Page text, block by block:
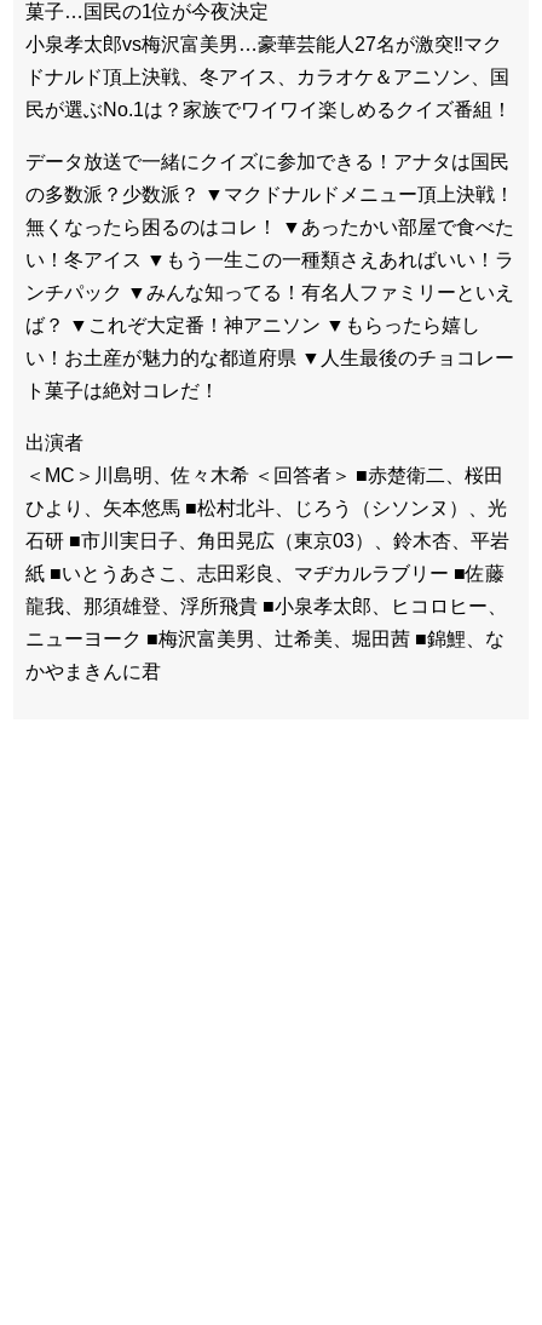
菓子…国民の1位が今夜決定
小泉孝太郎vs梅沢富美男…豪華芸能人27名が激突‼マク
ドナルド頂上決戦、冬アイス、カラオケ＆アニソン、国
民が選ぶNo.1は？家族でワイワイ楽しめるクイズ番組！
データ放送で一緒にクイズに参加できる！アナタは国民
の多数派？少数派？ ▼マクドナルドメニュー頂上決戦！
無くなったら困るのはコレ！ ▼あったかい部屋で食べた
い！冬アイス ▼もう一生この一種類さえあればいい！ラ
ンチパック ▼みんな知ってる！有名人ファミリーといえ
ば？ ▼これぞ大定番！神アニソン ▼もらったら嬉し
い！お土産が魅力的な都道府県 ▼人生最後のチョコレー
ト菓子は絶対コレだ！
出演者
＜MC＞川島明、佐々木希 ＜回答者＞ ■赤楚衛二、桜田
ひより、矢本悠馬 ■松村北斗、じろう（シソンヌ）、光
石研 ■市川実日子、角田晃広（東京03）、鈴木杏、平岩
紙 ■いとうあさこ、志田彩良、マヂカルラブリー ■佐藤
龍我、那須雄登、浮所飛貴 ■小泉孝太郎、ヒコロヒー、
ニューヨーク ■梅沢富美男、辻希美、堀田茜 ■錦鯉、な
かやまきんに君